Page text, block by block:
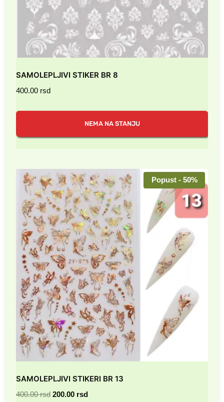
SAMOLEPLJIVI STIKER BR 8
400.00 rsd
NEMA NA STANJU
Popust - 50%
SAMOLEPLJIVI STIKERI BR 13
400.00rsd Originalna
200.00 rsdTrenutna